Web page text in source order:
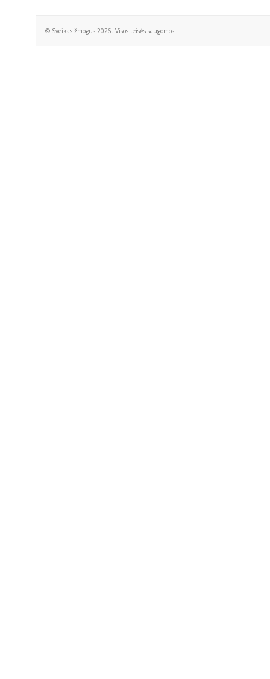
© Sveikas žmogus 2026. Visos teisės saugomos